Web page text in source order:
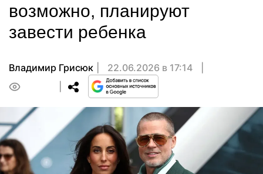
возможно, планируют
завести ребенка
Владимир Грисюк
22.06.2026 в 17:14